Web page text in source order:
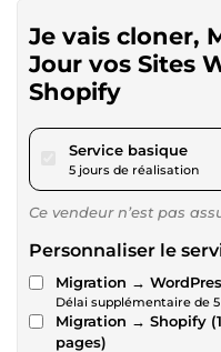
Je vais cloner,
Jour vos Sites
Shopify
Service basiquepour
5 jours de réalisation
Ce vendeur n’est pas
Personnaliser le
Migration →
Délai supplémentaire de
Migration → Shopify
pages)